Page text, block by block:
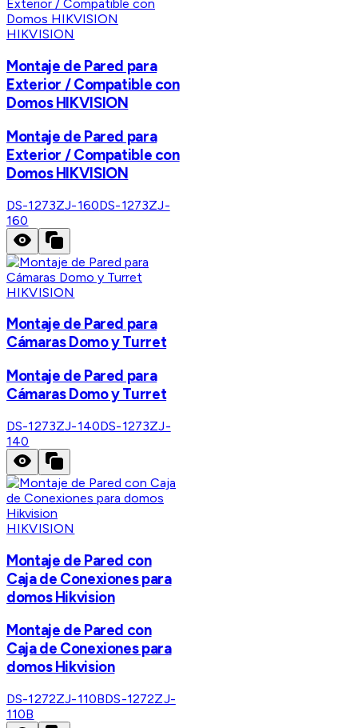
HIKVISION
Montaje de Pared para
Exterior / Compatible con
Domos HIKVISION
Montaje de Pared para
Exterior / Compatible con
Domos HIKVISION
DS-1273ZJ-160DS-1273ZJ-
160
HIKVISION
Montaje de Pared para
Cámaras Domo y Turret
Montaje de Pared para
Cámaras Domo y Turret
DS-1273ZJ-140DS-1273ZJ-
140
HIKVISION
Montaje de Pared con
Caja de Conexiones para
domos Hikvision
Montaje de Pared con
Caja de Conexiones para
domos Hikvision
DS-1272ZJ-110BDS-1272ZJ-
110B